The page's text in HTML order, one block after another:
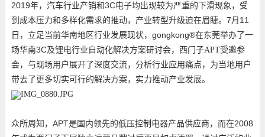
2019年，汽车行业产销和3C电子均出现较为严重的下滑现象，受
到成本压力和多样化需求的推动，产业转型升级迫在眉睫。 7月 11
日，立足当前华南地区行业发展现状， gongkong®在东莞举办了一
场华南3C及锂电行业自动化解决方案研讨会，西门子APT受邀参
会，与现场用户展开了深度交流，分析行业应用痛点，为当地用户
带去了更多切实可行的解决方案，实力推动产业发展。
众所周知， APT是国内领先的低压控制电器产品供应商，而在2008